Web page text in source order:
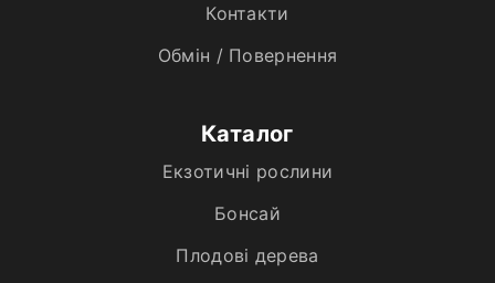
Контакти
Обмін / Повернення
Каталог
Екзотичні рослини
Бонсай
Плодові дерева